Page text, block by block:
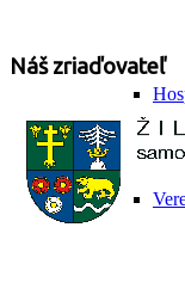
Náš zriaďovateľ